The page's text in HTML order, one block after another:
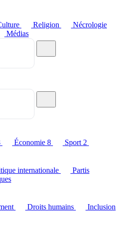
Religion
Nécrologie
Médias
Économie 8 Sport 2
internationale
Partis
Droits humains
Inclusion